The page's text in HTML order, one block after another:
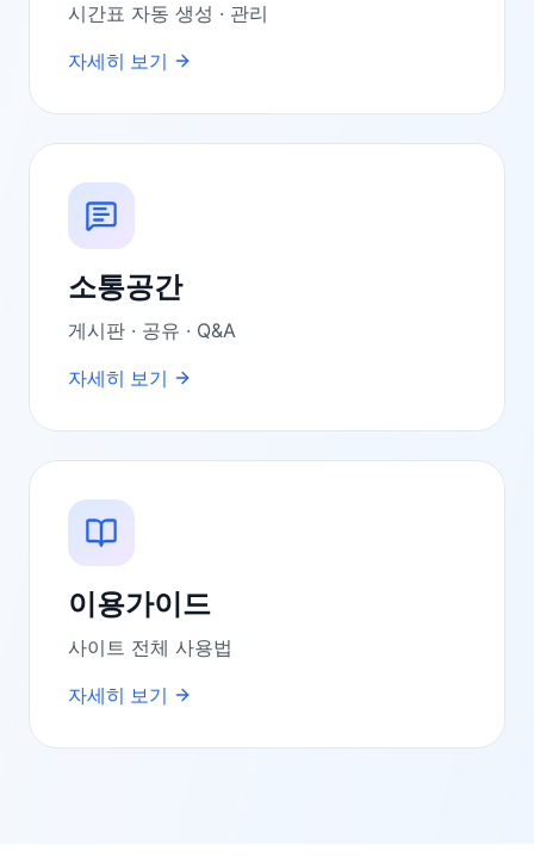
시간표 자동 생성 · 관리
자세히 보기
소통공간
게시판 · 공유 · Q&A
자세히 보기
이용가이드
사이트 전체 사용법
자세히 보기